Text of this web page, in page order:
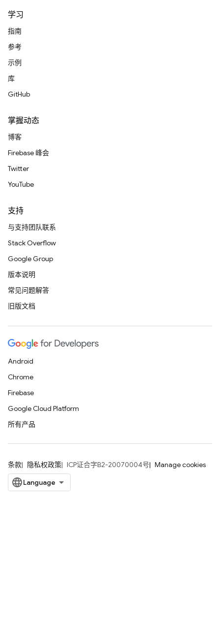
学习
指南
参考
示例
库
GitHub
掌握动态
博客
Firebase 峰会
Twitter
YouTube
支持
与支持团队联系
Stack Overflow
Google Group
版本说明
常见问题解答
旧版文档
Android
Chrome
Firebase
Google Cloud Platform
所有产品
条款 隐私权政策 ICP证合字B2-20070004号 Manage cookies